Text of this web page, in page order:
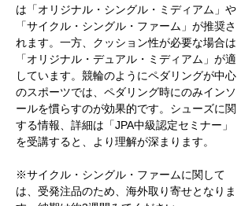
は「オリジナル・シングル・ミディアム」や
「サイクル・シングル・ファーム」が推奨さ
れます。一方、クッション性が必要な場合は
「オリジナル・デュアル・ミディアム」が適
しています。競輪のようにペダリングが中心
のスポーツでは、ペダリング時にのみインソ
ールを慣らすのが効果的です。シューズに関
する情報、詳細は「JPA中級認定セミナー」
を受講すると、より理解が深まります。
※サイクル・シングル・ファームに関して
は、受発注品のため、海外取り寄せとなりま